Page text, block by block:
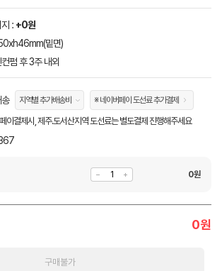
: +0원
밑면)
펌 후 3주 내외
지역별 추가배송비 ※ 네이버페이 도선료 추가결제
이결제시, 제주.도서산지역 도선료는 별도결제 진행해주세요
0원
0원
구매불가